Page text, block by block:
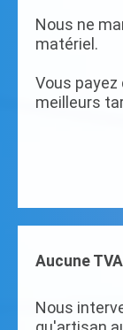
Nous ne
matériel.
Vous
meilleurs
Aucune
Nous